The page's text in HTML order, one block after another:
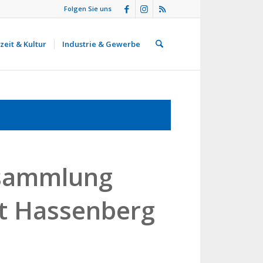
Folgen Sie uns
& Kultur Industrie & Gewerbe
Hassenberg